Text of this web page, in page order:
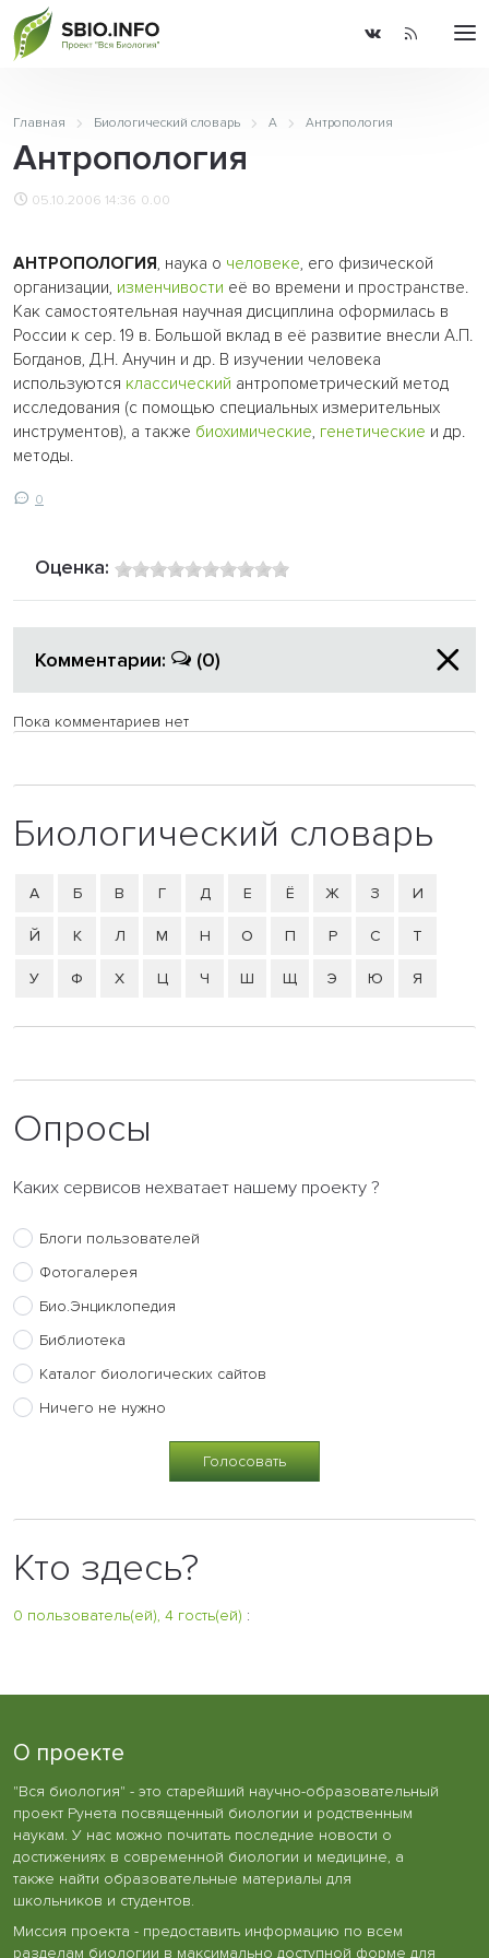
Главная Биологический словарь А Антропология
Антропология
05.10.2006 14:36 0.00
АНТРОПОЛОГИЯ, наука о человеке, его физической
организации, изменчивости её во времени и пространстве.
Как самостоятельная научная дисциплина оформилась в
России к сер. 19 в. Большой вклад в её развитие внесли А.П.
Богданов, Д.Н. Анучин и др. В изучении человека
используются классический антропометрический метод
исследования (с помощью специальных измерительных
инструментов), а также биохимические, генетические и др.
методы.
0
Оценка:
Комментарии: (0)
Пока комментариев нет
Биологический словарь
А Б В Г Д Е Ё Ж З И
Й К Л М Н О П Р С Т
У Ф Х Ц Ч Ш Щ Э Ю Я
Опросы
Каких сервисов нехватает нашему проекту ?
Блоги пользователей
Фотогалерея
Био.Энциклопедия
Библиотека
Каталог биологических сайтов
Ничего не нужно
Кто здесь?
0 пользователь(ей), 4 гость(ей) :
О проекте
"Вся биология" - это старейший научно-образовательный
проект Рунета посвященный биологии и родственным
наукам. У нас можно почитать последние новости о
достижениях в современной биологии и медицине, а
также найти образовательные материалы для
школьников и студентов.
Миссия проекта - предоставить информацию по всем
разделам биологии в максимально доступной форме для